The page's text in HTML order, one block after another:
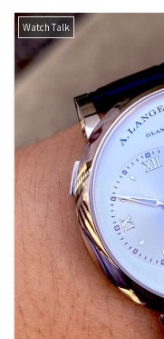
Watch Talk